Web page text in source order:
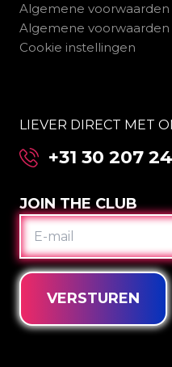
Algemene voorwaarden
Algemene voorwaarden
Cookie instellingen
LIEVER DIRECT MET
+31 30 207
JOIN THE CLUB
E-
MAIL
VERSTUREN